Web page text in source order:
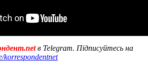
в Telegram. Підписуйтесь на
korrespondentnet